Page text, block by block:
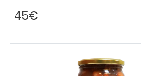
45€